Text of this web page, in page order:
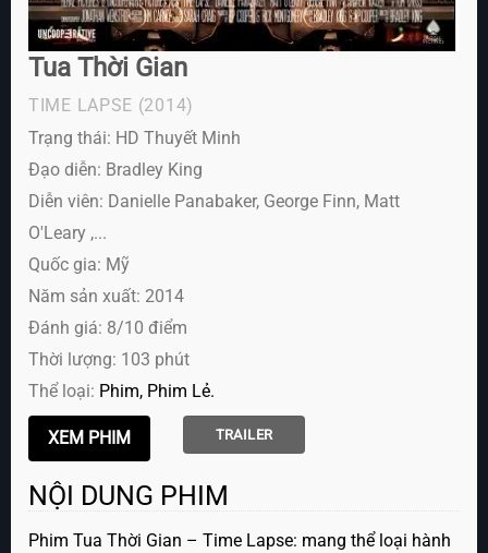
Tua Thời Gian
TIME LAPSE (2014)
Trạng thái: HD Thuyết Minh
Đạo diễn: Bradley King
Diễn viên: Danielle Panabaker, George Finn, Matt
O'Leary ,...
Quốc gia: Mỹ
Năm sản xuất: 2014
Đánh giá: 8/10 điểm
Thời lượng: 103 phút
Thể loại: Phim Phim Lẻ
TRAILER
NỘI DUNG PHIM
Phim Tua Thời Gian – Time Lapse: mang thể loại hành